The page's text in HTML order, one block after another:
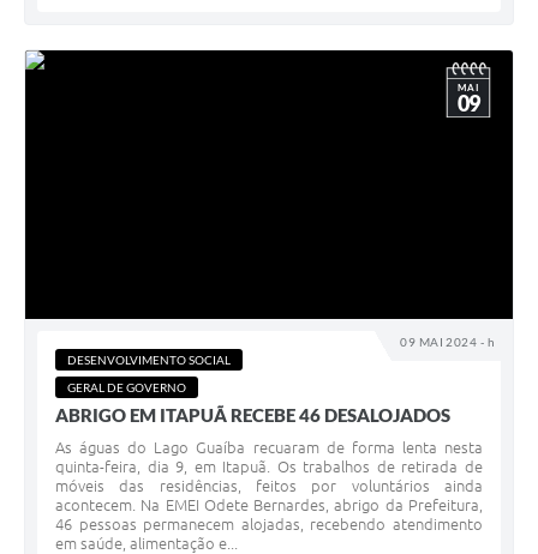
09 MAI 2024 - h
MAI
09
DESENVOLVIMENTO SOCIAL
GERAL DE GOVERNO
ABRIGO EM ITAPUÃ RECEBE 46 DESALOJADOS
As águas do Lago Guaíba recuaram de forma lenta nesta
quinta-feira, dia 9, em Itapuã. Os trabalhos de retirada de
móveis das residências, feitos por voluntários ainda
acontecem. Na EMEI Odete Bernardes, abrigo da Prefeitura,
46 pessoas permanecem alojadas, recebendo atendimento
em saúde, alimentação e...